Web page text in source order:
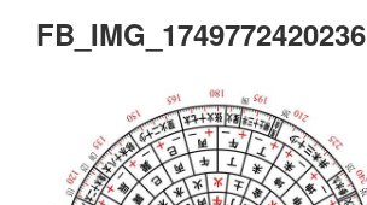
FB_IMG_1749772420236